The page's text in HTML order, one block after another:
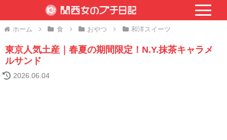
ホーム 食 おやつ 和洋スイーツ
東京人気土産｜春夏の期間限定！N.Y.抹茶キャラメ
ルサンド
2026.06.04